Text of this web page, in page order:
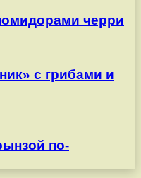
черри
с грибами и
по-